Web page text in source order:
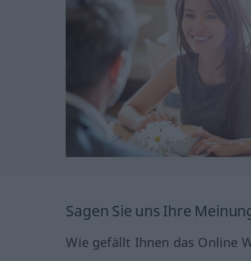
Sagen Sie uns Ihre
Wie gefällt Ihnen das Online